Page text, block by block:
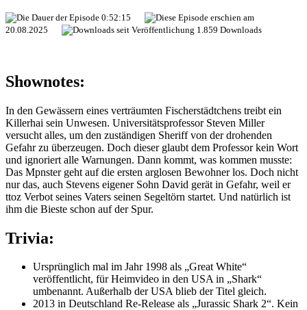
0:52:15
20.08.2025
1.859 Downloads
Shownotes:
In den Gewässern eines verträumten Fischerstädtchens treibt ein
Killerhai sein Unwesen. Universitätsprofessor Steven Miller
versucht alles, um den zuständigen Sheriff von der drohenden
Gefahr zu überzeugen. Doch dieser glaubt dem Professor kein Wort
und ignoriert alle Warnungen. Dann kommt, was kommen musste:
Das Mpnster geht auf die ersten arglosen Bewohner los. Doch nicht
nur das, auch Stevens eigener Sohn David gerät in Gefahr, weil er
ttoz Verbot seines Vaters seinen Segeltörn startet. Und natürlich ist
ihm die Bieste schon auf der Spur.
Trivia:
Ursprünglich mal im Jahr 1998 als „Great White“
veröffentlicht, für Heimvideo in den USA in „Shark“
umbenannt. Außerhalb der USA blieb der Titel gleich.
2013 in Deutschland Re-Release als „Jurassic Shark 2“. Kein